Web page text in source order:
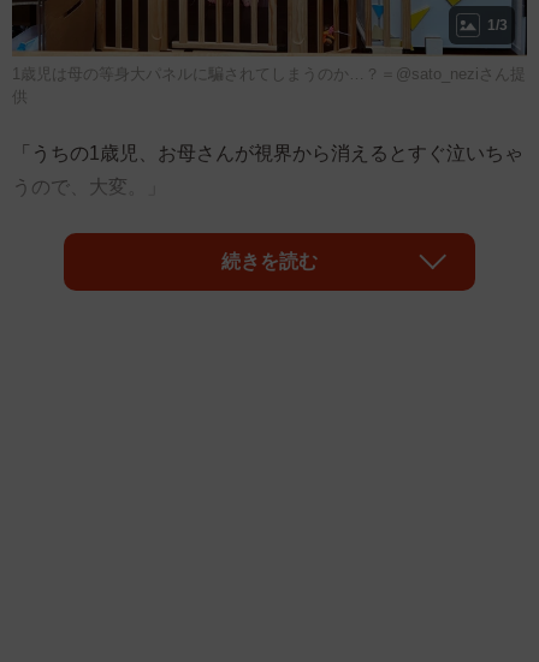
1/3
1歳児は母の等身大パネルに騙されてしまうのか…？＝@sato_neziさん提
供
「うちの1歳児、お母さんが視界から消えるとすぐ泣いちゃ
うので、大変。」
「その対策として『等身大パネルの母』を設置するとどう
なるか実験してみた。」
続きを読む